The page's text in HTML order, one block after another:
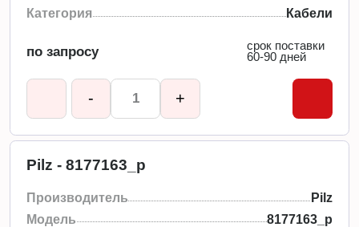
Категория
Кабели
по запросу
срок поставки
60-90 дней
- +
Pilz - 8177163_p
Производитель
Pilz
Модель
8177163_p